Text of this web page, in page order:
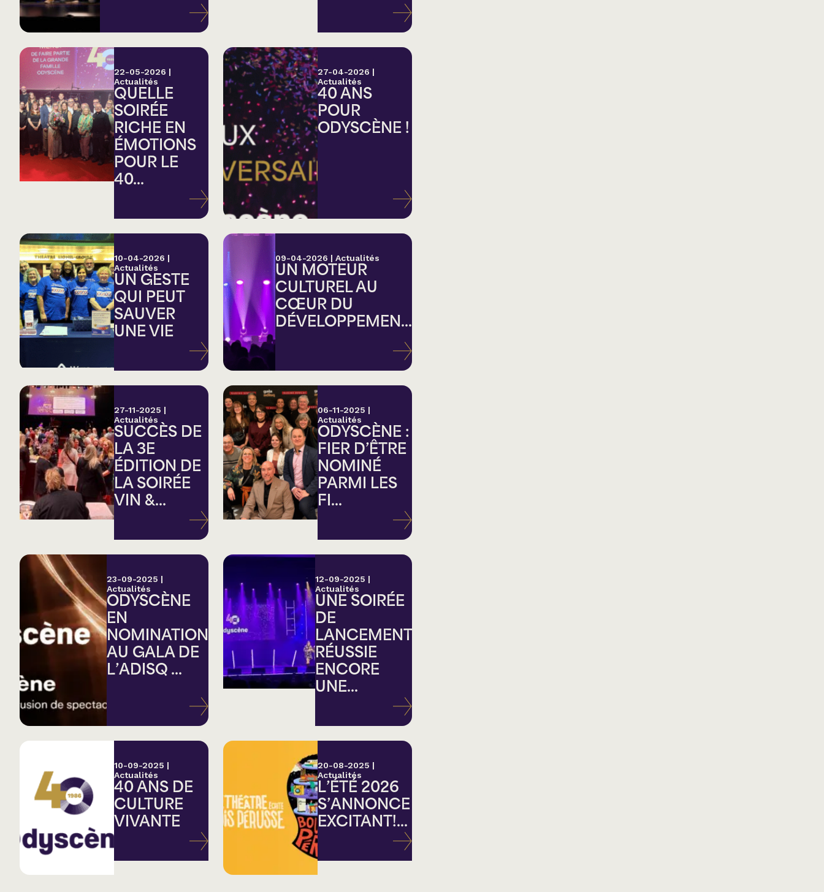
Hommage
Théâtre
Saison estivale
Apéro et perfo
Musique (Blues, folk,
traditionnelle)
Country
Famille
Spectacles en location
22-05-2026 |
Actualités
QUELLE
SOIRÉE
RICHE EN
ÉMOTIONS
POUR LE
40...
27-04-2026 |
Actualités
40 ANS
POUR
ODYSCÈNE !
10-04-2026 |
Actualités
UN GESTE
QUI PEUT
SAUVER
UNE VIE
09-04-2026 | Actualités
UN MOTEUR
CULTUREL AU
CŒUR DU
DÉVELOPPEMEN...
27-11-2025 |
Actualités
SUCCÈS DE
LA 3E
ÉDITION DE
LA SOIRÉE
VIN &...
06-11-2025 |
Actualités
ODYSCÈNE :
FIER D’ÊTRE
NOMINÉ
PARMI LES
FI...
23-09-2025 |
Actualités
ODYSCÈNE
EN
NOMINATION
AU GALA DE
L’ADISQ ...
12-09-2025 |
Actualités
UNE SOIRÉE
DE
LANCEMENT
RÉUSSIE
ENCORE
UNE...
10-09-2025 |
Actualités
40 ANS DE
CULTURE
VIVANTE
20-08-2025 |
Actualités
L’ÉTÉ 2026
S’ANNONCE
EXCITANT!...